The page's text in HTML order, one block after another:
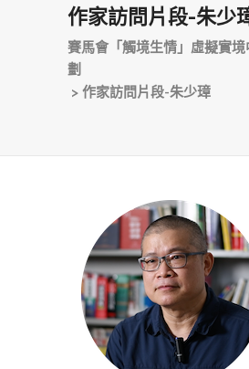
作家訪問片段-朱少
賽馬會「觸境生情」虛擬實
劃
> 作家訪問片段-朱少璋